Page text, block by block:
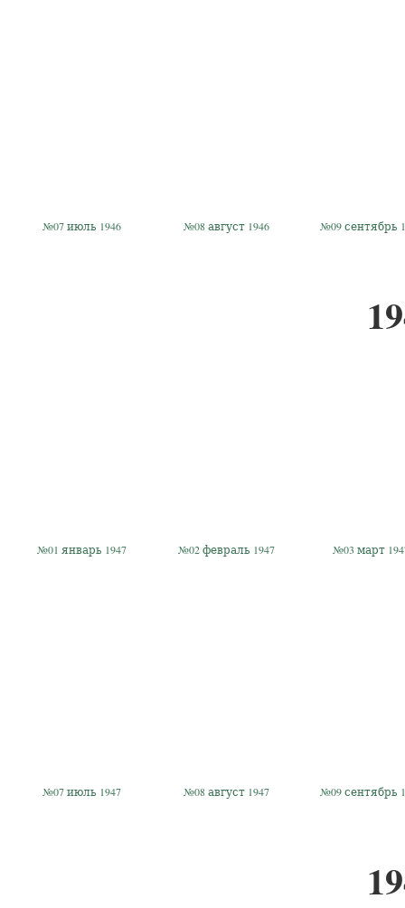
№07 июль 1946 №08 август 1946 №09 сентябрь
№01 январь 1947 №02 февраль 1947 №03 март
№07 июль 1947 №08 август 1947 №09 сентябрь